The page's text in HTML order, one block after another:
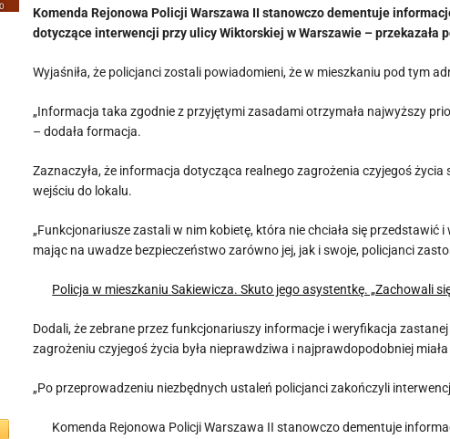
Komenda Rejonowa Policji Warszawa II stanowczo dementuje
dotyczące interwencji przy ulicy Wiktorskiej w Warszawie – przekazała
Wyjaśniła, że policjanci zostali powiadomieni, że w mieszkaniu pod tym
„Informacja taka zgodnie z przyjętymi zasadami otrzymała najwyższy
– dodała formacja.
Zaznaczyła, że informacja dotycząca realnego zagrożenia czyjegoś
wejściu do lokalu.
„Funkcjonariusze zastali w nim kobietę, która nie chciała się
mając na uwadze bezpieczeństwo zarówno jej, jak i swoje, policjanci
Policja w mieszkaniu Sakiewicza. Skuto jego asystentkę. „Zachowali
Dodali, że zebrane przez funkcjonariuszy informacje i weryfikacja
zagrożeniu czyjegoś życia była nieprawdziwa i najprawdopodobniej
„Po przeprowadzeniu niezbędnych ustaleń policjanci zakończyli
Komenda Rejonowa Policji Warszawa II stanowczo dementuje